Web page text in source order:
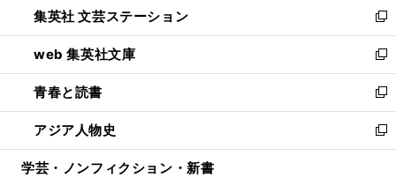
く
ィ
ン
ド
ウ
で
開
く
い
ウ
ィ
ン
ド
ウ
で
開
集英社 文芸ステーション
新
し
い
ウ
ィ
ン
ド
ウ
web 集英社文庫
新
し
い
ウ
ィ
ン
青春と読書
新
し
い
ウ
アジア人物史
新
し
学芸・ノンフィクション・新書